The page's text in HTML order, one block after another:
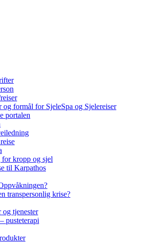
og formål for SjeleSpa og Sjelereiser
portalen
for kropp og sjel
til Karpathos
transpersonlig krise?
og tjenester
pusteterapi